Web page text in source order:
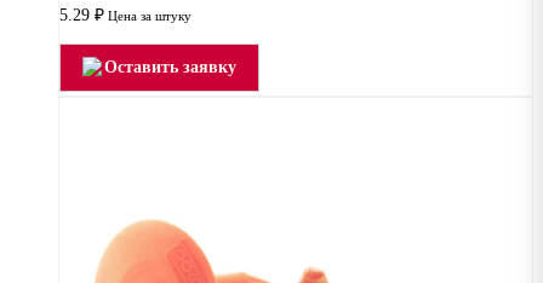
5.29 ₽ Цена за штуку
Оставить заявку